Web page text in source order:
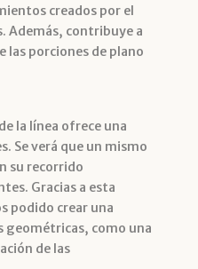
creados por el
Además, contribuye a
porciones de plano
la línea ofrece una
Se verá que un mismo
su recorrido
Gracias a esta
podido crear una
geométricas, como una
de las